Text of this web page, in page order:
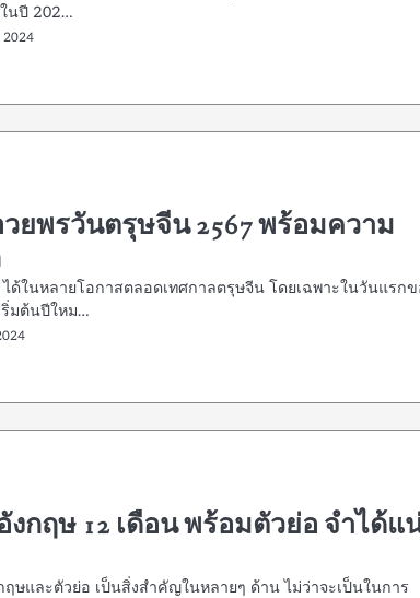
นปี 202…
วยพรวันตรุษจีน 2567 พร้อมความ
ด้ในหลายโอกาสตลอดเทศกาลตรุษจีน โดยเฉพาะในวันแรก
ริ่มต้นปีใหม…
งกฤษ 12 เดือน พร้อมตัวย่อ จำได้แ
ษและตัวย่อ เป็นสิ่งสำคัญในหลายๆ ด้าน ไม่ว่าจะเป็นในการ